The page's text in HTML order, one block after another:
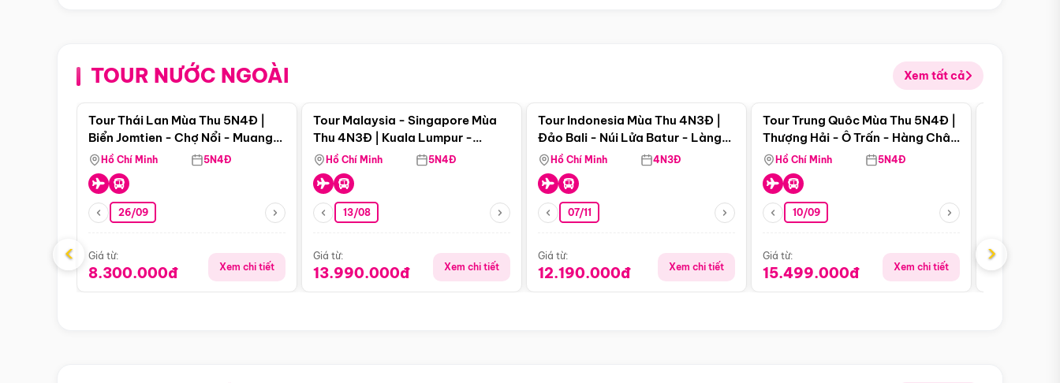
TOUR NƯỚC NGOÀI Xem tất cả
Điểm nổi bật
Tour Thái Lan Mùa Thu 5N4Đ |
Biển Jomtien - Chợ Nổi - Muang
Boran - Suanthai (Bay Vietnam
Airlines)
Hồ Chí Minh 5N4Đ
26/09
Giá từ:
8.300.000đ Xem chi tiết
Tour Malaysia - Singapore Mùa
Thu 4N3Đ | Kuala Lumpur -
Malacca - Johor Baru -
Singapore
Hồ Chí Minh 5N4Đ
13/08
Giá từ:
13.990.000đ Xem chi tiết
Tour Indonesia Mùa Thu 4N3Đ |
Đảo Bali - Núi Lửa Batur - Làng
Penglipuran
Hồ Chí Minh 4N3Đ
07/11
Giá từ:
12.190.000đ Xem chi tiết
Điểm nổi bật
Tour Trung Quôc Mùa Thu 5N4Đ |
Thượng Hải - Ô Trấn - Hàng Châu
(Tour Không Shopping)
Hồ Chí Minh 5N4Đ
10/09
Giá từ:
15.499.000đ Xem chi tiết
Giá từ:
‹ ›